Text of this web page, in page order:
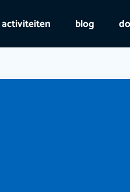
activiteiten blog